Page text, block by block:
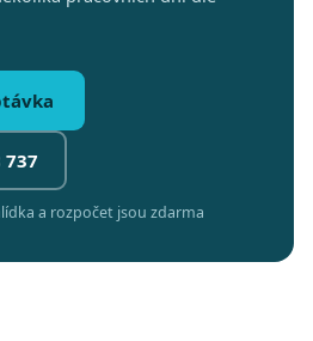
737
a rozpočet jsou zdarma